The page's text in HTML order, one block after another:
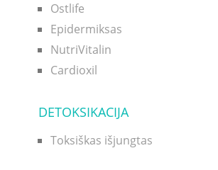
Ostlife
Epidermiksas
NutriVitalin
Cardioxil
DETOKSIKACIJA
Toksiškas išjungtas